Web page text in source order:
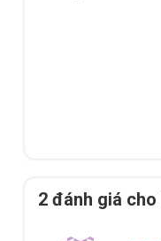
2 đánh giá cho